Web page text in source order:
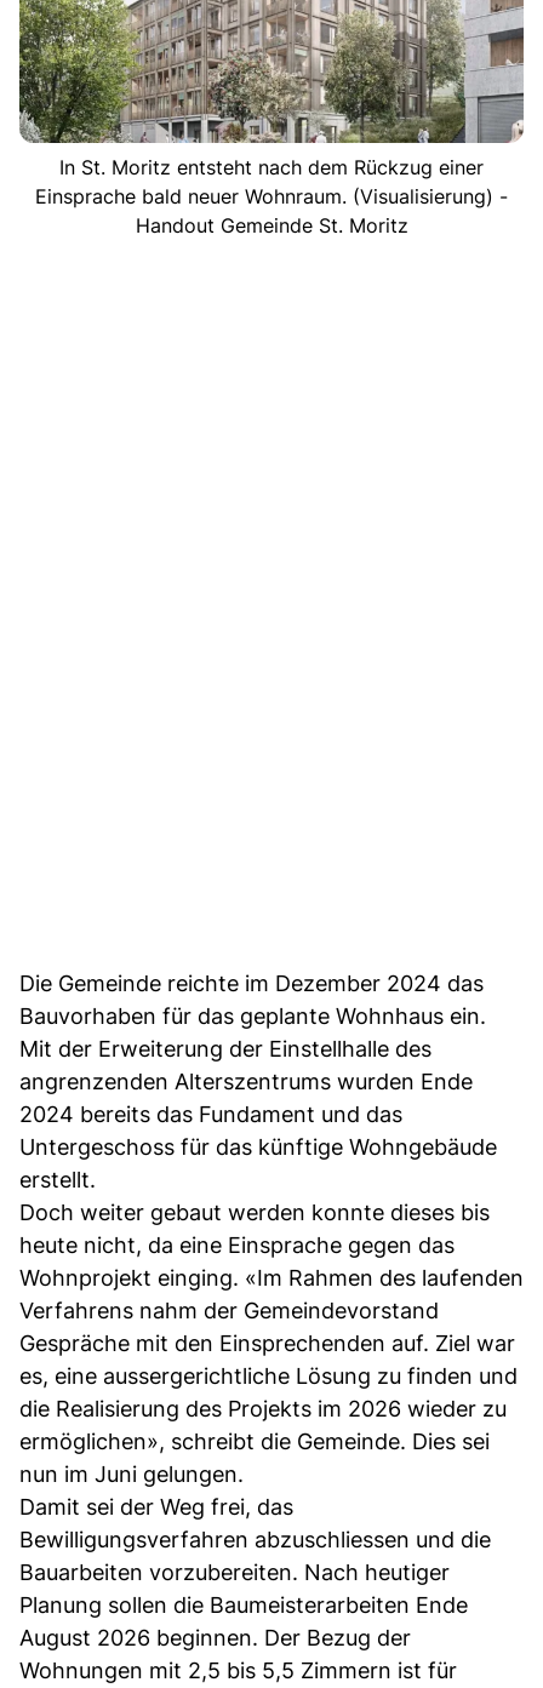
In St. Moritz entsteht nach dem Rückzug einer
Einsprache bald neuer Wohnraum. (Visualisierung) -
Handout Gemeinde St. Moritz
Die Gemeinde reichte im Dezember 2024 das
Bauvorhaben für das geplante Wohnhaus ein.
Mit der Erweiterung der Einstellhalle des
angrenzenden Alterszentrums wurden Ende
2024 bereits das Fundament und das
Untergeschoss für das künftige Wohngebäude
erstellt.
Doch weiter gebaut werden konnte dieses bis
heute nicht, da eine Einsprache gegen das
Wohnprojekt einging. «Im Rahmen des laufenden
Verfahrens nahm der Gemeindevorstand
Gespräche mit den Einsprechenden auf. Ziel war
es, eine aussergerichtliche Lösung zu finden und
die Realisierung des Projekts im 2026 wieder zu
ermöglichen», schreibt die Gemeinde. Dies sei
nun im Juni gelungen.
Damit sei der Weg frei, das
Bewilligungsverfahren abzuschliessen und die
Bauarbeiten vorzubereiten. Nach heutiger
Planung sollen die Baumeisterarbeiten Ende
August 2026 beginnen. Der Bezug der
Wohnungen mit 2,5 bis 5,5 Zimmern ist für